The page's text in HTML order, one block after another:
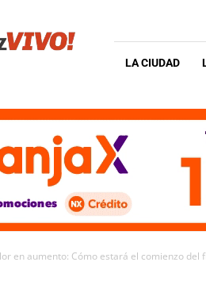
LA CIUDAD
en aumento: Cómo estará el comienzo del